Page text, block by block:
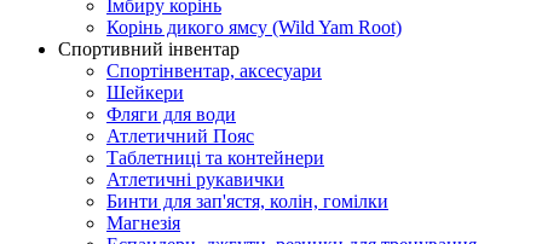
Імбиру корінь
Корінь дикого ямсу (Wild Yam Root)
Спортивний інвентар
Спортінвентар, аксесуари
Шейкери
Фляги для води
Атлетичний Пояс
Таблетниці та контейнери
Атлетичні рукавички
Бинти для зап'ястя, колін, гомілки
Магнезія